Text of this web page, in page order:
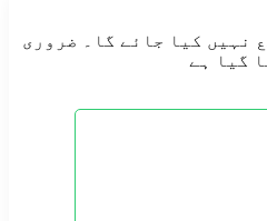
نہیں کیا جائے گا۔
ضروری
گیا ہے